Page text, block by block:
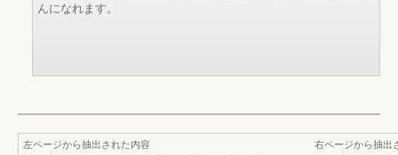
んになれます。
左ページから抽出された内容
右ページから抽出